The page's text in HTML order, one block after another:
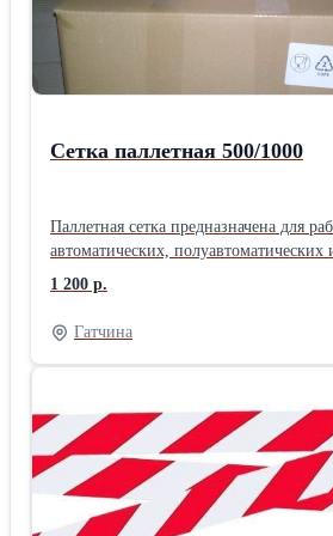
обычно содержит разные типы гофры.
решение увеличивает прочность
для производства маленьких
упаковок и т.д. Ламинируем и
гофролотков, шоубоксов, коробов для
характеристики: легкость, стойкость к
температуры и механическим
формы, стойкость к удару, большой
Сетка паллетная 500/1000
Паллетная сетка предназначена для
автоматических, полуавтоматических
устройствах, используется для
на поддонах, с целью предотвращения
продукции и упаковки при
сетки гарантирует совершенную
благодаря улучшенной растяжимости
сетки является наличие в ней
проходит воздух - это способствует
упакованной в эту сеть, не
паллетная сетка предохраняет
скапливания конденсата. Преимущества использования
1 200 р.
Гатчина